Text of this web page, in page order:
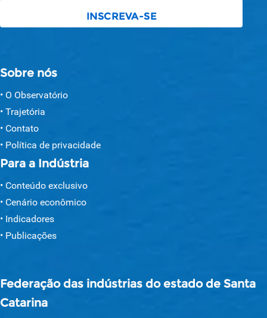
Sobre nós
O Observatório
Trajetória
Contato
Política de privacidade
Para a Indústria
Conteúdo exclusivo
Cenário econômico
Indicadores
Publicações
Federação das indústrias do estado de Santa
Catarina